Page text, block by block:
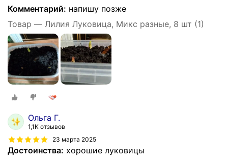
Комментарий: напишу позже
Товар — Лилия Луковица, Микс разные, 8 шт (1)
Ольга Г.
1,1K отзывов
23 марта 2025
Достоинства: хорошие луковицы